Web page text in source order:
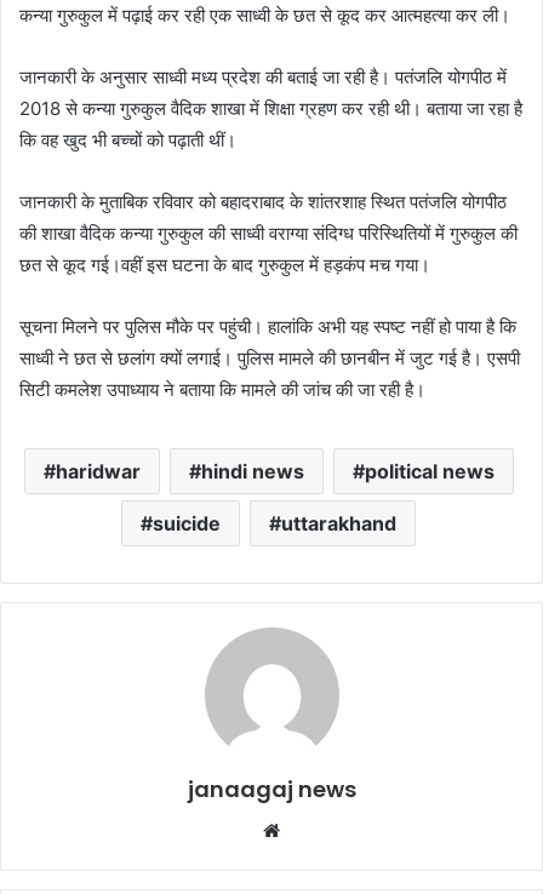
कन्या गुरुकुल में पढ़ाई कर रही एक साध्वी के छत से कूद कर आत्महत्या कर ली।
जानकारी के अनुसार साध्वी मध्य प्रदेश की बताई जा रही है। पतंजलि योगपीठ में
2018 से कन्या गुरुकुल वैदिक शाखा में शिक्षा ग्रहण कर रही थी। बताया जा रहा है
कि वह खुद भी बच्चों को पढ़ाती थीं।
जानकारी के मुताबिक रविवार को बहादराबाद के शांतरशाह स्थित पतंजलि योगपीठ
की शाखा वैदिक कन्या गुरुकुल की साध्वी वराग्या संदिग्ध परिस्थितियों में गुरुकुल की
छत से कूद गई।वहीं इस घटना के बाद गुरुकुल में हड़कंप मच गया।
सूचना मिलने पर पुलिस मौके पर पहुंची। हालांकि अभी यह स्पष्ट नहीं हो पाया है कि
साध्वी ने छत से छलांग क्यों लगाई। पुलिस मामले की छानबीन में जुट गई है। एसपी
सिटी कमलेश उपाध्याय ने बताया कि मामले की जांच की जा रही है।
haridwar hindi news political news
suicide uttarakhand
janaagaj news
Website